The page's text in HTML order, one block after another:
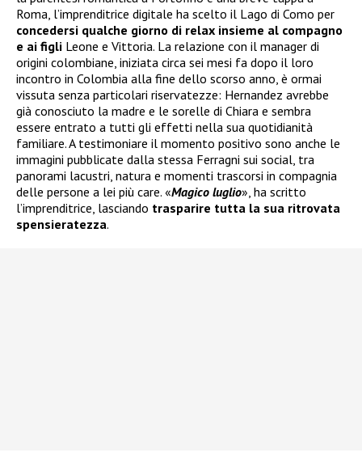
Roma, l’imprenditrice digitale ha scelto il Lago di Como per
concedersi qualche giorno di relax insieme al compagno
e ai figli Leone e Vittoria. La relazione con il manager di
origini colombiane, iniziata circa sei mesi fa dopo il loro
incontro in Colombia alla fine dello scorso anno, è ormai
vissuta senza particolari riservatezze: Hernandez avrebbe
già conosciuto la madre e le sorelle di Chiara e sembra
essere entrato a tutti gli effetti nella sua quotidianità
familiare. A testimoniare il momento positivo sono anche le
immagini pubblicate dalla stessa Ferragni sui social, tra
panorami lacustri, natura e momenti trascorsi in compagnia
delle persone a lei più care. «Magico luglio», ha scritto
l’imprenditrice, lasciando trasparire tutta la sua ritrovata
spensieratezza.